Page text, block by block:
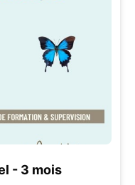
- 3 mois